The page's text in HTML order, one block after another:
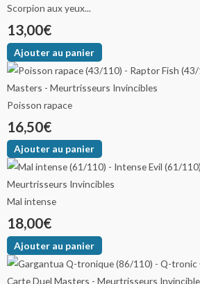
Scorpion aux yeux...
13,00€
Ajouter au panier
Poisson rapace
16,50€
Ajouter au panier
Mal intense
18,00€
Ajouter au panier